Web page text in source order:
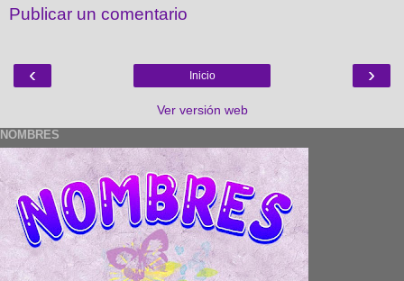
Publicar un comentario
‹ ›
Inicio
Ver versión web
NOMBRES